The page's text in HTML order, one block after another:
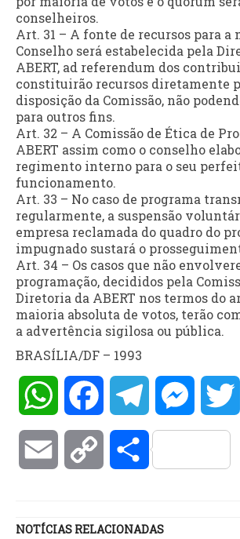
conselheiros.
Art. 31 – A fonte de recursos para a
Conselho será estabelecida pela
ABERT, ad referendum dos
constituirão recursos diretamente
disposição da Comissão, não
para outros fins.
Art. 32 – A Comissão de Ética de
ABERT assim como o conselho
regimento interno para o seu
funcionamento.
Art. 33 – No caso de programa
regularmente, a suspensão
empresa reclamada do quadro do
impugnado sustará o
Art. 34 – Os casos que não
programação, decididos pela
Diretoria da ABERT nos termos do
maioria absoluta de votos, terão
a advertência sigilosa ou pública.
BRASÍLIA/DF – 1993
WhatsAppFacebookTelegram
Email Copy Compartilhar
NOTÍCIAS RELACIONADAS